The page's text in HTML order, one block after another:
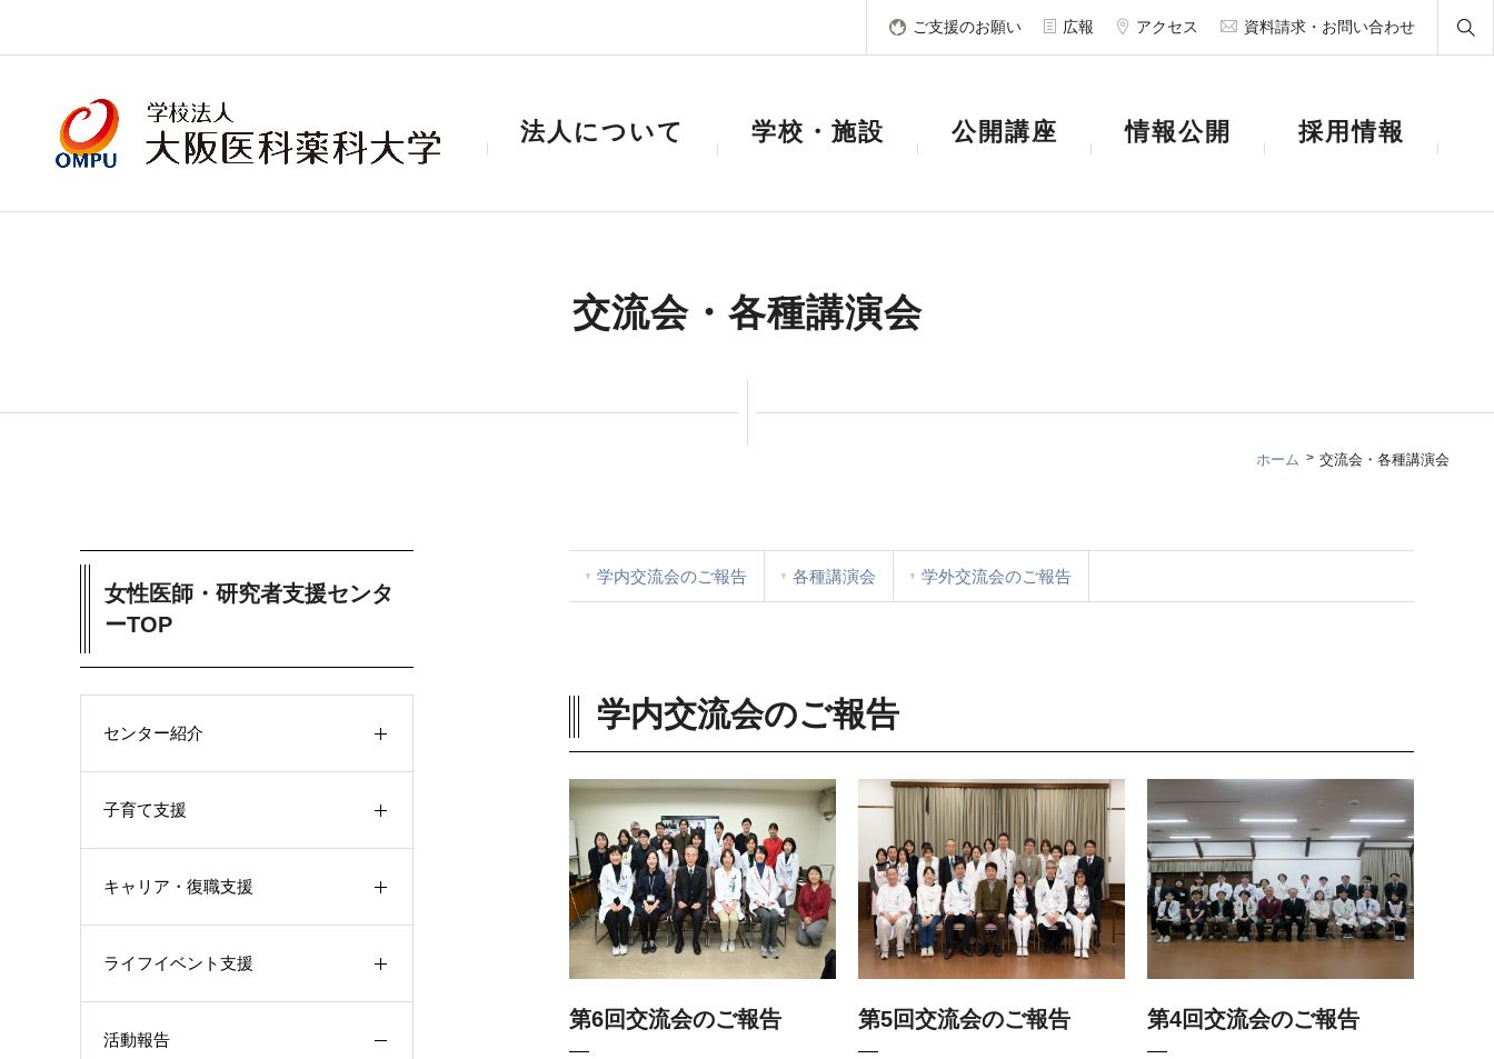
ご支援のお願い 広報 アクセス 資料請求・お問い合わせ
法人について 学校・施設 公開講座 情報公開 採用情報
交流会・各種講演会
ホーム 交流会・各種講演会
女性医師・研究者支援センタ
ーTOP
センター紹介
子育て支援
キャリア・復職支援
ライフイベント支援
活動報告
学内交流会のご報告 各種講演会 学外交流会のご報告
学内交流会のご報告
第6回交流会のご報告 第5回交流会のご報告 第4回交流会のご報告